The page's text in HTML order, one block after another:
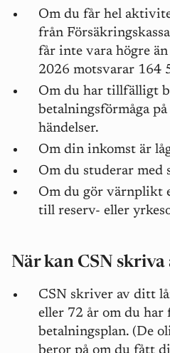
Om du får hel
från
får inte vara högre
2026 motsvarar 164
Om du har tillfälligt
betalningsförmåga
händelser.
Om din inkomst är
Om du studerar med
Om du gör värnplikt
till reserv- eller
När kan CSN
CSN skriver av ditt
eller 72 år om du
betalningsplan. (De